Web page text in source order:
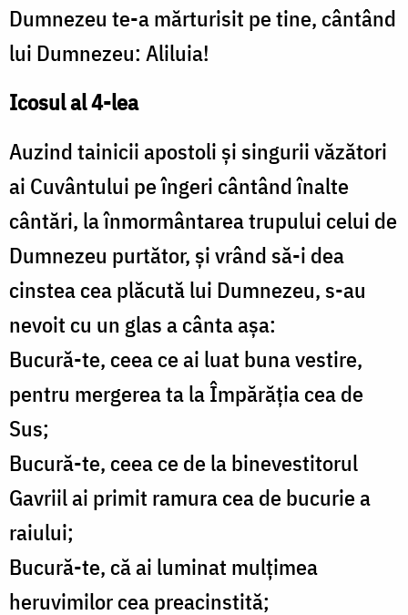
Dumnezeu te-a mărturisit pe tine, cântând
lui Dumnezeu: Aliluia!
Icosul al 4-lea
Auzind tainicii apostoli şi singurii văzători
ai Cuvântului pe îngeri cântând înalte
cântări, la înmormântarea trupului celui de
Dumnezeu purtător, şi vrând să-i dea
cinstea cea plăcută lui Dumnezeu, s-au
nevoit cu un glas a cânta aşa:
Bucură-te, ceea ce ai luat buna vestire,
pentru mergerea ta la Împărăţia cea de
Sus;
Bucură-te, ceea ce de la binevestitorul
Gavriil ai primit ramura cea de bucurie a
raiului;
Bucură-te, că ai luminat mulţimea
heruvimilor cea preacinstită;